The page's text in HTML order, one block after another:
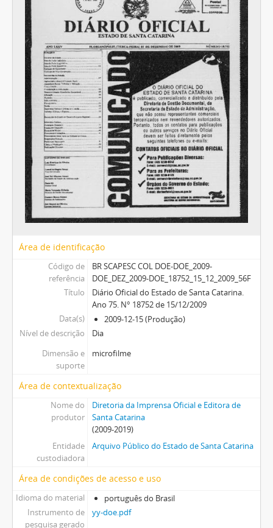
Área de identificação
Código de
referência
BR SCAPESC COL DOE-DOE_2009-
DOE_DEZ_2009-DOE_18752_15_12_2009_56F
Título
Diário Oficial do Estado de Santa Catarina.
Ano 75. N° 18752 de 15/12/2009
Data(s)
2009-12-15 (Produção)
Nível de descrição
Dia
Dimensão e
suporte
microfilme
Área de contextualização
Nome do
produtor
Diretoria da Imprensa Oficial e Editora de
Santa Catarina
(2009-2019)
Entidade
custodiadora
Arquivo Público do Estado de Santa Catarina
Área de condições de acesso e uso
Idioma do material
português do Brasil
Instrumento de
pesquisa gerado
yy-doe.pdf